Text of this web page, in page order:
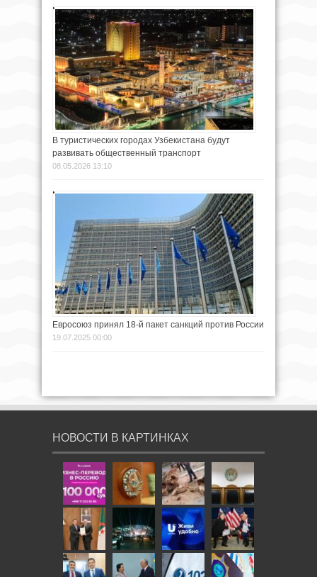
В туристических городах Узбекистана будут
развивать общественный транспорт
08.05.2026 13:10
Евросоюз принял 18-й пакет санкций против России
19.07.2025 00:00
НОВОСТИ В КАРТИНКАХ